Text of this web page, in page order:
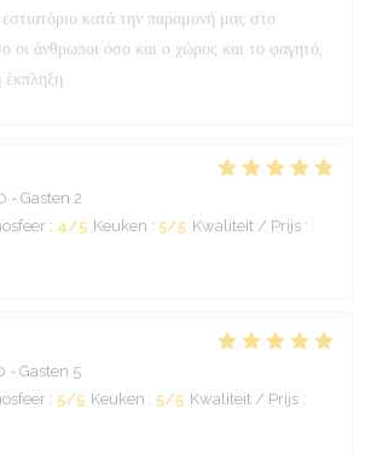
κατά την παραμονή μας στο
άνθρωποι όσο και ο χώρος και το φαγητό,
- Gasten 2
: 4/5 Keuken : 5/5 Kwaliteit / Prijs :
- Gasten 5
: 5/5 Keuken : 5/5 Kwaliteit / Prijs :